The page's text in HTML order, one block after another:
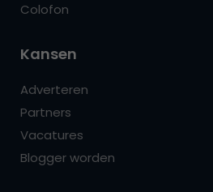
Colofon
Kansen
Adverteren
Partners
Vacatures
Blogger worden